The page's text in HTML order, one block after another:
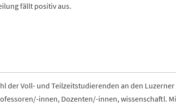
fällt positiv aus.
der Voll- und Teilzeitstudierenden an den
innen, Dozenten/-innen, wissenschaftl.